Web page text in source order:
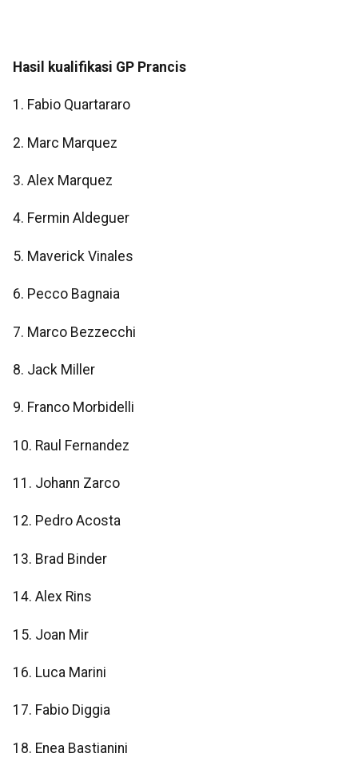
Hasil kualifikasi GP Prancis
1. Fabio Quartararo
2. Marc Marquez
3. Alex Marquez
​​​​​​​4. Fermin Aldeguer
5. Maverick Vinales
​​​​​​​6. Pecco Bagnaia
​​​​​​​7. Marco Bezzecchi
​​​​​​​8. Jack Miller
​​​​​​​9. Franco Morbidelli
​​​​​​​10. Raul Fernandez
​​​​​​​11. Johann Zarco
​​​​​​​12. Pedro Acosta
​​​​​​​13. Brad Binder
14. Alex Rins
​​​​​​​15. Joan Mir
​​​​​​​16. Luca Marini
17. Fabio Diggia
​​​​​​​18. Enea Bastianini